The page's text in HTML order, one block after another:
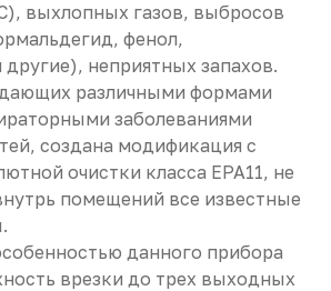
выхлопных газов, выбросов
фенол,
неприятных запахов.
различными формами
заболеваниями
создана модификация с
очистки класса EPA11, не
помещений все известные
данного прибора
врезки до трех выходных